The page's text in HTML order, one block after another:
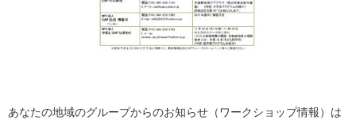
あなたの地域のグループからのお知らせ（ワークショップ情報）は